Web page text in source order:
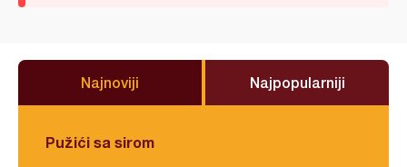
Najnoviji Najpopularniji
Pužići sa sirom